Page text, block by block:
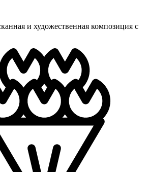
и художественная композиция с